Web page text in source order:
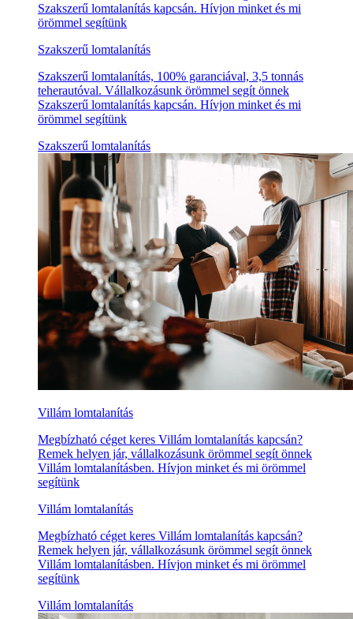
Szakszerű lomtalanítás kapcsán. Hívjon minket és mi
örömmel segítünk
Szakszerű lomtalanítás
Szakszerű lomtalanítás, 100% garanciával, 3,5 tonnás
teherautóval. Vállalkozásunk örömmel segít önnek
Szakszerű lomtalanítás kapcsán. Hívjon minket és mi
örömmel segítünk
Szakszerű lomtalanítás
Villám lomtalanítás
Megbízható céget keres Villám lomtalanítás kapcsán?
Remek helyen jár, vállalkozásunk örömmel segít önnek
Villám lomtalanításben. Hívjon minket és mi örömmel
segítünk
Villám lomtalanítás
Megbízható céget keres Villám lomtalanítás kapcsán?
Remek helyen jár, vállalkozásunk örömmel segít önnek
Villám lomtalanításben. Hívjon minket és mi örömmel
segítünk
Villám lomtalanítás